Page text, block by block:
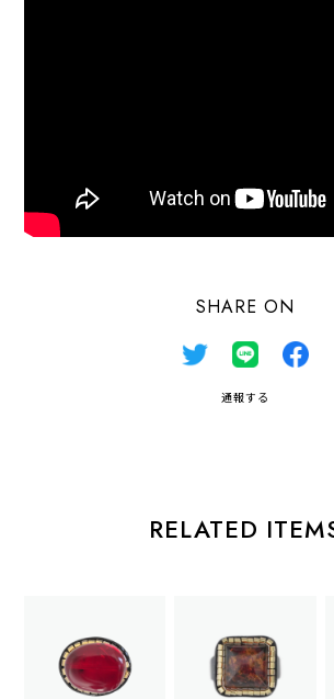
SHARE ON
通報する
RELATED